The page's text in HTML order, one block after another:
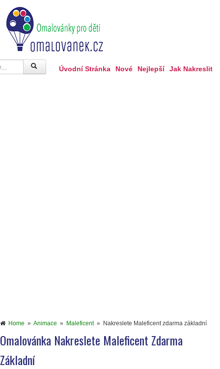
Úvodní Stránka Nové Nejlepší Jak Nakreslit
Home » Animace » Maleficent» Nakreslete Maleficent zdarma základní
Omalovánka Nakreslete Maleficent Zdarma
Základní